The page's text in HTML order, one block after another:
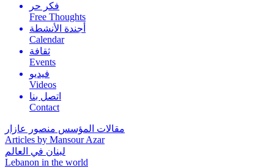
فكر حر
Free Thoughts
أجندة الأنشطة
Calendar
ثقافة
Events
فيديو
Videos
اتصل بنا
Contact
مقالات المؤسس منصور عازار
Articles by Mansour Azar
لبنان في العالم
Lebanon in the world